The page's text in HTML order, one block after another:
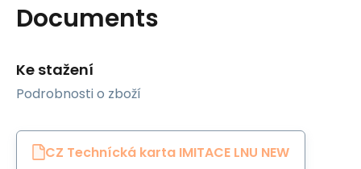
Documents
Ke stažení
Podrobnosti o zboží
CZ Technícká karta IMITACE LNU NEW